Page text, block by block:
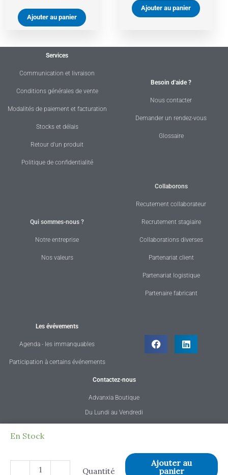
Ajouter au panier
Ajouter au panier
Services
Communication et livraison
Conditions générales de vente
Modalités de paiement et facturation
Stocks et délais
Retour d'un produit
Politique de confidentialité
Besoin d'aide ?
Nous contacter
Demander un rendez-vous
Glossaire
Qui sommes-nous ?
Notre entreprise
Nos valeurs
Collaborons
Recutement collaborateur
Recrutement stagiaire
Collaborations diverses
Partenariat client
Partenariat logistique
Partenaire fabricant
Les évévements
Agenda - les immanquables
Participation à certains événements
Contactez-nous
Advanxia Boutique
Du Lundi au Vendredi
E-mail : contact@advanxia.fr
En Stock
Fauteuil
Quantité
Ajouter au
panier